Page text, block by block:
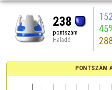
238
pontszám
Haladó
PONTSZÁM